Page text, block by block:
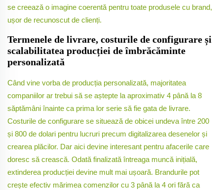
se creează o imagine coerentă pentru toate produsele cu brand,
ușor de recunoscut de clienți.
Termenele de livrare, costurile de configurare și
scalabilitatea producției de îmbrăcăminte
personalizată
Când vine vorba de producția personalizată, majoritatea
companiilor ar trebui să se aștepte la aproximativ 4 până la 8
săptămâni înainte ca prima lor serie să fie gata de livrare.
Costurile de configurare se situează de obicei undeva între 200
și 800 de dolari pentru lucruri precum digitalizarea desenelor și
crearea plăcilor. Dar aici devine interesant pentru afacerile care
doresc să crească. Odată finalizată întreaga muncă inițială,
extinderea producției devine mult mai ușoară. Brandurile pot
crește efectiv mărimea comenzilor cu 3 până la 4 ori fără ca